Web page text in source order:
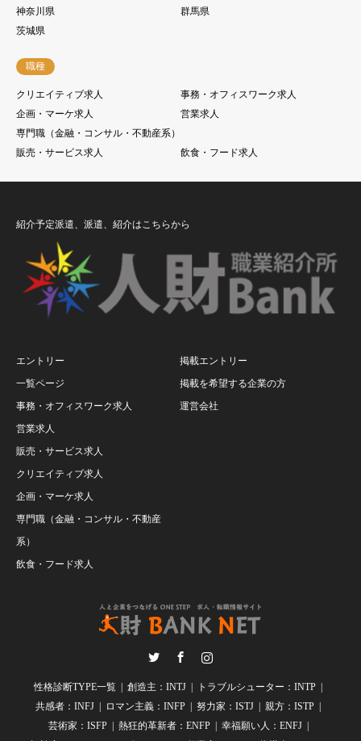
神奈川県
群馬県
茨城県
職種
クリエイティブ求人
事務・オフィスワーク求人
企画・マーケ求人
営業求人
専門職（金融・コンサル・不動産系）
販売・サービス求人
飲食・フード求人
紹介予定派遣、派遣、紹介はこちらから
エントリー
一覧ページ
事務・オフィスワーク求人
営業求人
販売・サービス求人
クリエイティブ求人
企画・マーケ求人
専門職（金融・コンサル・不動産
系）
飲食・フード求人
掲載エントリー
掲載を希望する企業の方
運営会社
性格診断TYPE一覧 創造主：INTJ
トラブルシューター：INTP
共感者：INFJ
ロマン主義：INFP 努力家：ISTJ
親方：ISTP
芸術家：ISFP
熱狂的革新者：ENFP
幸福願い人：ENFJ